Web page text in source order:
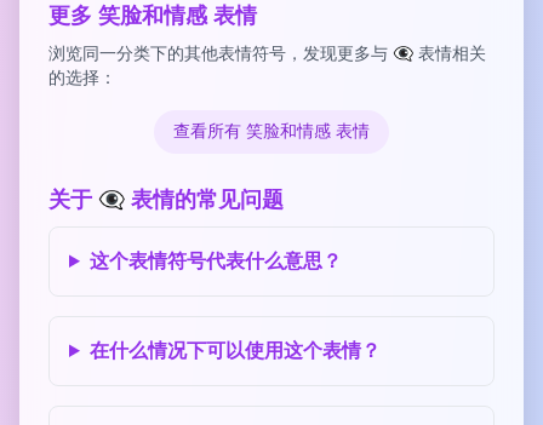
更多 笑脸和情感 表情
浏览同一分类下的其他表情符号，发现更多与 👁️‍🗨️ 表情相关
的选择：
查看所有 笑脸和情感 表情
关于 👁️‍🗨️ 表情的常见问题
这个表情符号代表什么意思？
在什么情况下可以使用这个表情？